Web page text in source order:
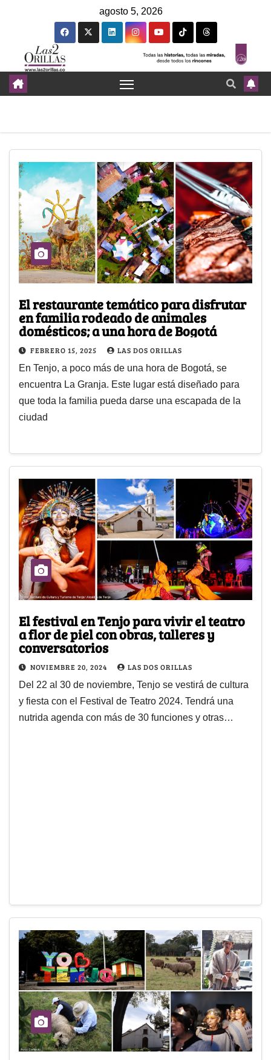
agosto 5, 2026
El restaurante temático para disfrutar
en familia rodeado de animales
domésticos; a una hora de Bogotá
FEBRERO 15, 2025 LAS DOS ORILLAS
En Tenjo, a poco más de una hora de Bogotá, se
encuentra La Granja. Este lugar está diseñado para
que toda la familia pueda darse una escapada de la
ciudad
El festival en Tenjo para vivir el teatro
a flor de piel con obras, talleres y
conversatorios
NOVIEMBRE 20, 2024 LAS DOS ORILLAS
Del 22 al 30 de noviembre, Tenjo se vestirá de cultura
y fiesta con el Festival de Teatro 2024. Tendrá una
nutrida agenda con más de 30 funciones y otras…